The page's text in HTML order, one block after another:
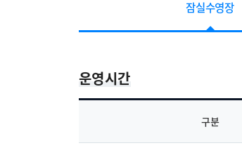
잠실수영장
운영시간
구분